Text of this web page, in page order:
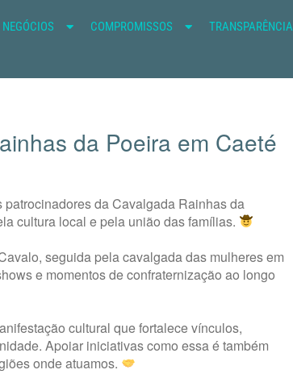
NEGÓCIOS COMPROMISSOS TRANSPARÊNCIA
da Poeira em Caeté
patrocinadores da Cavalgada Rainhas da
cultura local e pela união das famílias.
seguida pela cavalgada das mulheres em
e momentos de confraternização ao longo
cultural que fortalece vínculos,
Apoiar iniciativas como essa é também
onde atuamos.